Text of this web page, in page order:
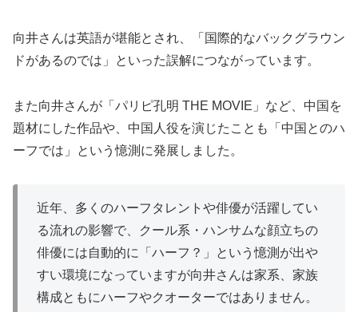
向井さんは英語が堪能とされ、「国際的なバックグラウン
ドがあるのでは」といった誤解につながっています。
また向井さんが「パリピ孔明 THE MOVIE」など、中国を
題材にした作品や、中国人役を演じたことも「中国とのハ
ーフでは」という憶測に発展しました。
近年、多くのハーフタレントや俳優が活躍してい
る流れの影響で、クール系・ハンサムな顔立ちの
俳優には自動的に「ハーフ？」という憶測が出や
すい環境になっていますが向井さんは家系、家族
構成ともにハーフやクオーターではありません。